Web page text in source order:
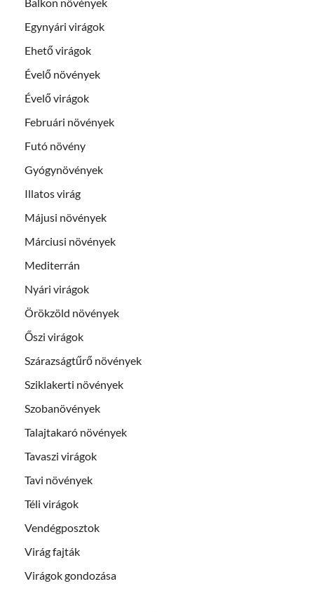
Egynyári virágok
Ehető virágok
Évelő növények
Évelő virágok
Februári növények
Futó növény
Gyógynövények
Illatos virág
Májusi növények
Márciusi növények
Mediterrán
Nyári virágok
Örökzöld növények
Őszi virágok
Szárazságtűrő növények
Sziklakerti növények
Szobanövények
Talajtakaró növények
Tavaszi virágok
Tavi növények
Téli virágok
Vendégposztok
Virág fajták
Virágok gondozása